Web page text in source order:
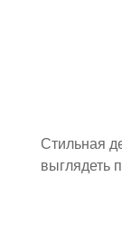
Стильная
выглядеть